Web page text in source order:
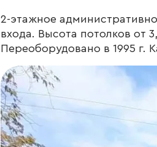
2-этажное
входа. Высота потолков от
Переоборудовано в 1995 г.